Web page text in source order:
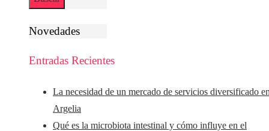
Novedades
Entradas Recientes
La necesidad de un mercado de servicios diversificado
Argelia
Qué es la microbiota intestinal y cómo influye en el